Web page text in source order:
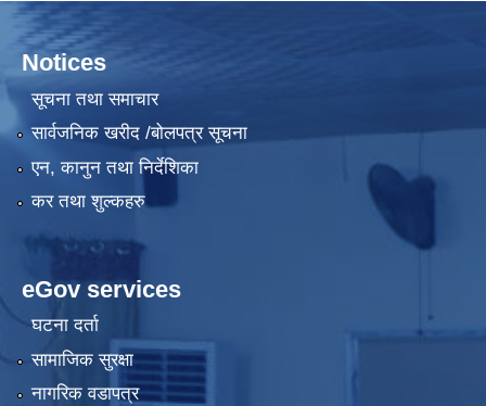
Notices
सूचना तथा समाचार
सार्वजनिक खरीद /बोलपत्र सूचना
एन, कानुन तथा निर्देशिका
कर तथा शुल्कहरु
eGov services
घटना दर्ता
सामाजिक सुरक्षा
नागरिक वडापत्र